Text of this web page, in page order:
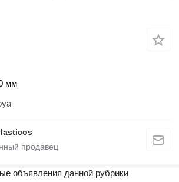
мм
объявления данной рубрики